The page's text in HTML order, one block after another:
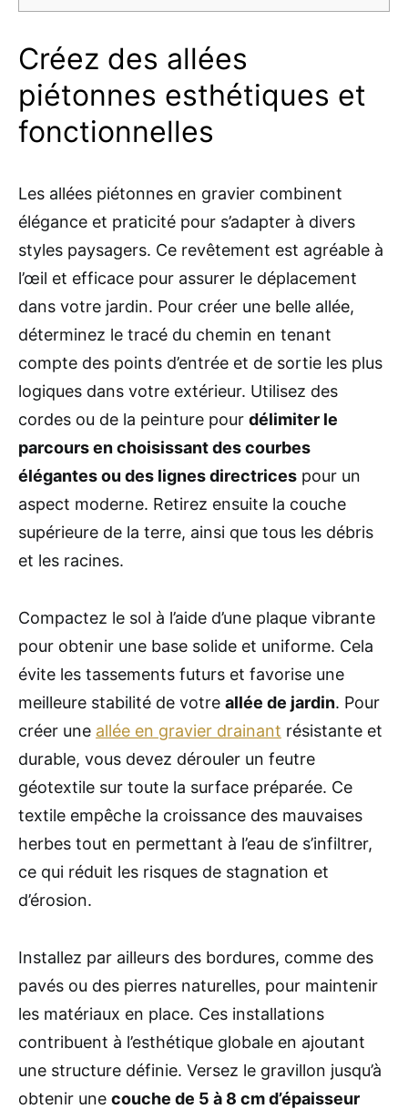
Créez des allées
piétonnes esthétiques et
fonctionnelles
Les allées piétonnes en gravier combinent
élégance et praticité pour s’adapter à divers
styles paysagers. Ce revêtement est agréable à
l’œil et efficace pour assurer le déplacement
dans votre jardin. Pour créer une belle allée,
déterminez le tracé du chemin en tenant
compte des points d’entrée et de sortie les plus
logiques dans votre extérieur. Utilisez des
cordes ou de la peinture pour délimiter le
parcours en choisissant des courbes
élégantes ou des lignes directrices pour un
aspect moderne. Retirez ensuite la couche
supérieure de la terre, ainsi que tous les débris
et les racines.
Compactez le sol à l’aide d’une plaque vibrante
pour obtenir une base solide et uniforme. Cela
évite les tassements futurs et favorise une
meilleure stabilité de votre allée de jardin. Pour
créer une allée en gravier drainant résistante et
durable, vous devez dérouler un feutre
géotextile sur toute la surface préparée. Ce
textile empêche la croissance des mauvaises
herbes tout en permettant à l’eau de s’infiltrer,
ce qui réduit les risques de stagnation et
d’érosion.
Installez par ailleurs des bordures, comme des
pavés ou des pierres naturelles, pour maintenir
les matériaux en place. Ces installations
contribuent à l’esthétique globale en ajoutant
une structure définie. Versez le gravillon jusqu’à
obtenir une couche de 5 à 8 cm d’épaisseur